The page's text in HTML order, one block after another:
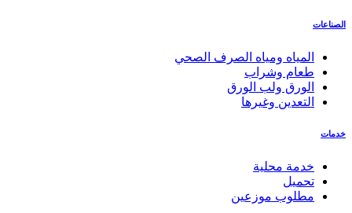
الصناعات
المياه ومياه الصرف الصحي
طعام وشراب
الورق ولب الورق
التعدين وغيرها
خدمات
خدمة محلية
تحميل
مطلوب موزعين